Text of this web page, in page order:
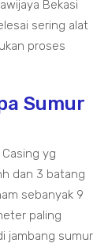
Bekasi
sering alat
proses
Sumur
yg
dan 3 batang
sebanyak 9
paling
jambang sumur